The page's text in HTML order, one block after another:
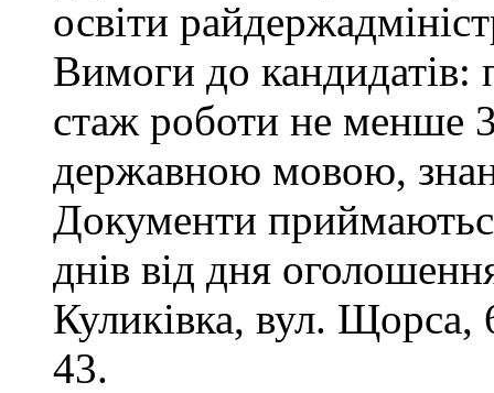
освіти
Вимоги до кандидатів:
стаж роботи не менше
державною мовою,
Документи
днів від дня
Куликівка, вул.
43.